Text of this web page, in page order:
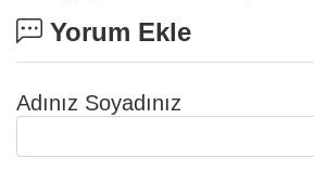
Yorum Ekle
Adınız Soyadınız